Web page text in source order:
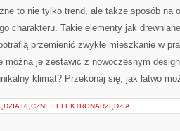
to nie tylko trend, ale także sposób na
charakteru. Takie elementy jak
przemienić zwykłe mieszkanie w
można je zestawić z nowoczesnym
klimat? Przekonaj się, jak łatwo
RĘCZNE I ELEKTRONARZĘDZIA